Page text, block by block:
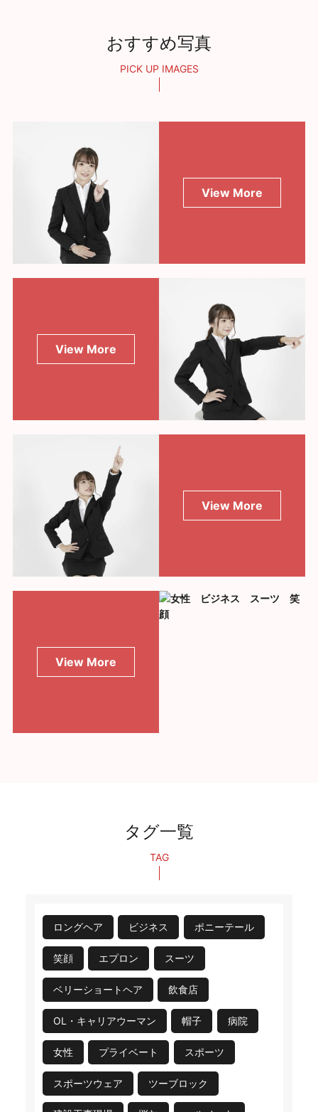
おすすめ写真
PICK UP IMAGES
View More
View More
View More
View More
タグ一覧
TAG
ロングヘア ビジネス ポニーテール
笑顔 エプロン スーツ
ベリーショートヘア 飲食店
OL・キャリアウーマン 帽子 病院
女性 プライベート スポーツ
スポーツウェア ツーブロック